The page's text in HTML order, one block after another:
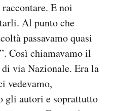
E noi
Al punto che
passavamo quasi
Così chiamavamo il
via Nazionale. Era la
vedevamo,
gli autori e soprattutto